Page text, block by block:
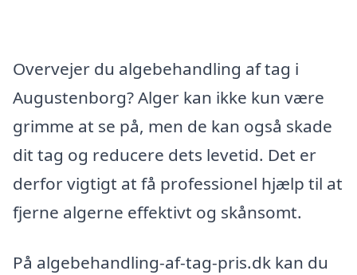
Overvejer du algebehandling af tag i
Augustenborg? Alger kan ikke kun være
grimme at se på, men de kan også skade
dit tag og reducere dets levetid. Det er
derfor vigtigt at få professionel hjælp til at
fjerne algerne effektivt og skånsomt.
På algebehandling-af-tag-pris.dk kan du